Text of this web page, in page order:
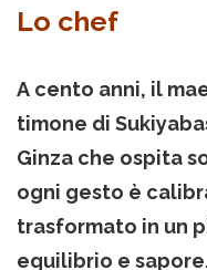
Lo chef
A cento anni, il
timone di
Ginza che ospita
ogni gesto è
trasformato in un
equilibrio e